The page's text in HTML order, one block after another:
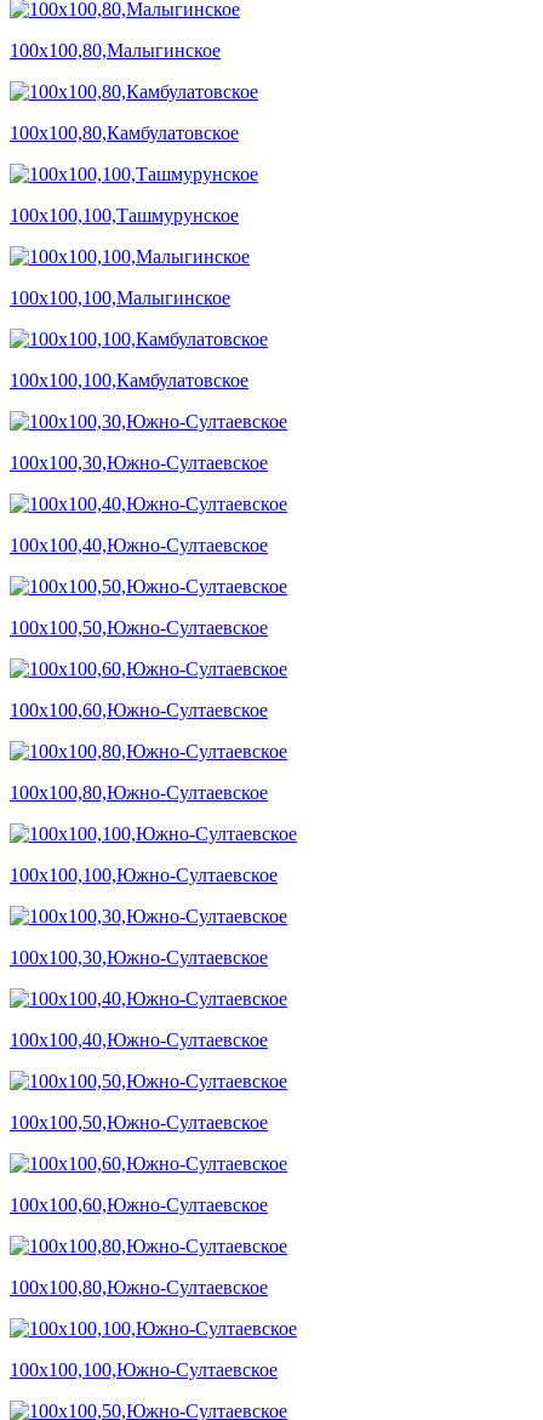
100х100,80,Малыгинское
100х100,80,Камбулатовское
100х100,100,Ташмурунское
100х100,100,Малыгинское
100х100,100,Камбулатовское
100х100,30,Южно-Султаевское
100х100,40,Южно-Султаевское
100х100,50,Южно-Султаевское
100х100,60,Южно-Султаевское
100х100,80,Южно-Султаевское
100х100,100,Южно-Султаевское
100х100,30,Южно-Султаевское
100х100,40,Южно-Султаевское
100х100,50,Южно-Султаевское
100х100,60,Южно-Султаевское
100х100,80,Южно-Султаевское
100х100,100,Южно-Султаевское